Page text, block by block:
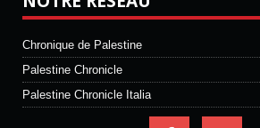
Chronique de Palestine
Palestine Chronicle
Palestine Chronicle Italia